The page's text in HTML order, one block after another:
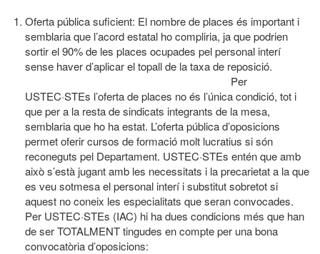
Oferta pública suficient: El nombre de places és important i
semblaria que l’acord estatal ho compliria, ja que podrien
sortir el 90% de les places ocupades pel personal interí
sense haver d’aplicar el topall de la taxa de reposició.
Per
USTEC·STEs l’oferta de places no és l’única condició, tot i
que per a la resta de sindicats integrants de la mesa,
semblaria que ho ha estat. L’oferta pública d’oposicions
permet oferir cursos de formació molt lucratius si són
reconeguts pel Departament. USTEC·STEs entén que amb
això s’està jugant amb les necessitats i la precarietat a la que
es veu sotmesa el personal interí i substitut sobretot si
aquest no coneix les especialitats que seran convocades.
Per USTEC·STEs (IAC) hi ha dues condicions més que han
de ser TOTALMENT tingudes en compte per una bona
convocatòria d’oposicions: